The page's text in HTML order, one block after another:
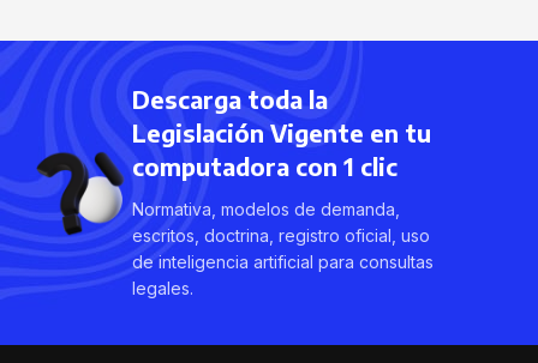
Descarga toda la
Legislación Vigente en tu
computadora con 1 clic
Normativa, modelos de demanda,
escritos, doctrina, registro oficial, uso
de inteligencia artificial para consultas
legales.